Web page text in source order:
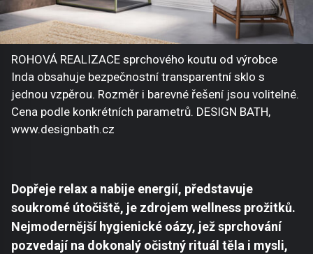
ROHOVÁ REALIZACE sprchového koutu od výrobce
Inda obsahuje bezpečnostní transparentní sklo s
jednou vzpěrou. Rozměr i barevné řešení jsou volitelné.
Cena podle konkrétních parametrů. DESIGN BATH,
www.designbath.cz
Dopřeje relax a nabije energií, představuje
soukromé útočiště, je zdrojem wellness prožitků.
Nejmodernější hygienické oázy, jež sprchování
pozvedají na dokonalý očistný rituál těla i mysli,